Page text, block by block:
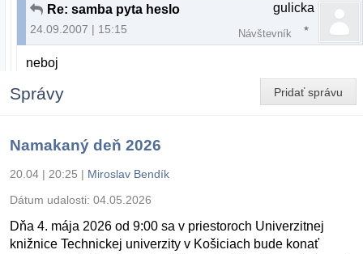
Re: samba pyta heslo
24.09.2007 | 15:15
gulicka
Návštevník
neboj
Pridať správu
Správy
Namakaný deň 2026
20.04 | 20:25 | Miroslav Bendík
Dátum udalosti: 04.05.2026
Dňa 4. mája 2026 od 9:00 sa v priestoroch Univerzitnej
knižnice Technickej univerzity v Košiciach bude konať